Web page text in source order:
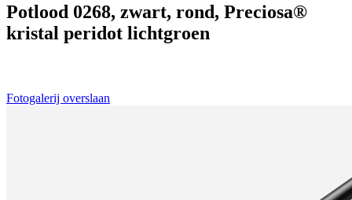
Potlood 0268, zwart, rond, Preciosa®
kristal peridot lichtgroen
Fotogalerij overslaan